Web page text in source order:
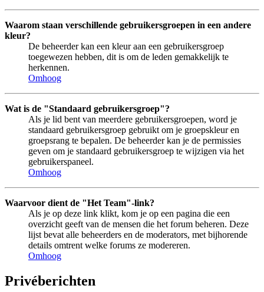
Waarom staan verschillende gebruikersgroepen in een andere
kleur?
De beheerder kan een kleur aan een gebruikersgroep
toegewezen hebben, dit is om de leden gemakkelijk te
herkennen.
Omhoog
Wat is de "Standaard gebruikersgroep"?
Als je lid bent van meerdere gebruikersgroepen, word je
standaard gebruikersgroep gebruikt om je groepskleur en
groepsrang te bepalen. De beheerder kan je de permissies
geven om je standaard gebruikersgroep te wijzigen via het
gebruikerspaneel.
Omhoog
Waarvoor dient de "Het Team"-link?
Als je op deze link klikt, kom je op een pagina die een
overzicht geeft van de mensen die het forum beheren. Deze
lijst bevat alle beheerders en de moderators, met bijhorende
details omtrent welke forums ze modereren.
Omhoog
Privéberichten